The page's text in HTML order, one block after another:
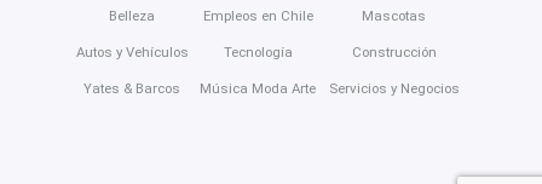
Belleza
Autos y Vehículos
Yates & Barcos
Empleos en Chile
Tecnología
Música Moda Arte
Mascotas
Construcción
Servicios y Negocios